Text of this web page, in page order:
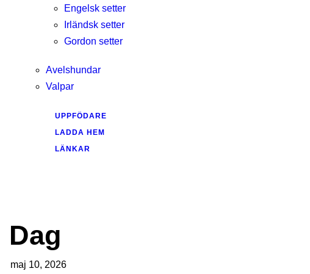
Engelsk setter
Irländsk setter
Gordon setter
Avelshundar
Valpar
UPPFÖDARE
LADDA HEM
LÄNKAR
Dag
maj 10, 2026